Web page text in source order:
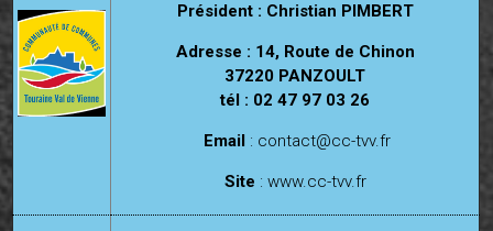
Président : Christian PIMBERT
Adresse : 14, Route de Chinon
37220 PANZOULT
tél : 02 47 97 03 26
Email : contact@cc-tvv.fr
Site : www.cc-tvv.fr